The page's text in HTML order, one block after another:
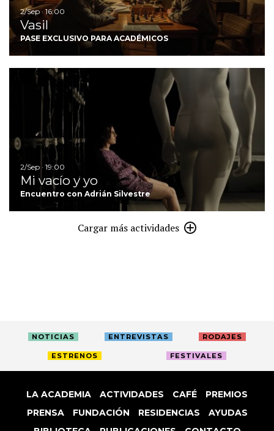
2/Sep · 16:00
Vasil
PASE EXCLUSIVO PARA ACADÉMICOS
2/Sep · 19:00
Mi vacío y yo
Encuentro con Adrián Silvestre
Cargar más actividades
NOTICIAS ENTREVISTAS RODAJES
ESTRENOS FESTIVALES
LA ACADEMIA ACTIVIDADES CAFÉ
PREMIOS
PRENSA
FUNDACIÓN RESIDENCIAS
AYUDAS